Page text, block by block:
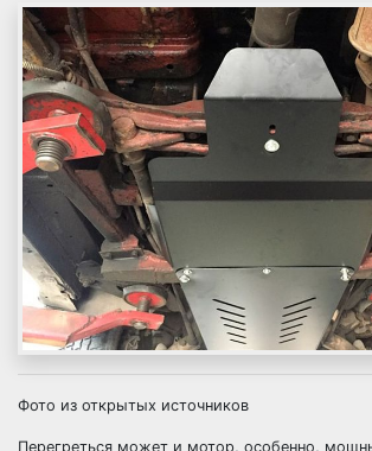
Фото из открытых источников
Перегреться может и мотор, особенно,